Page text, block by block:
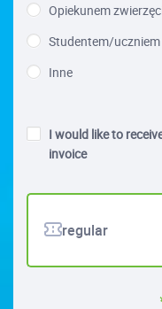
Opiekunem
Studentem/
Inne
I would like to
invoice
regular